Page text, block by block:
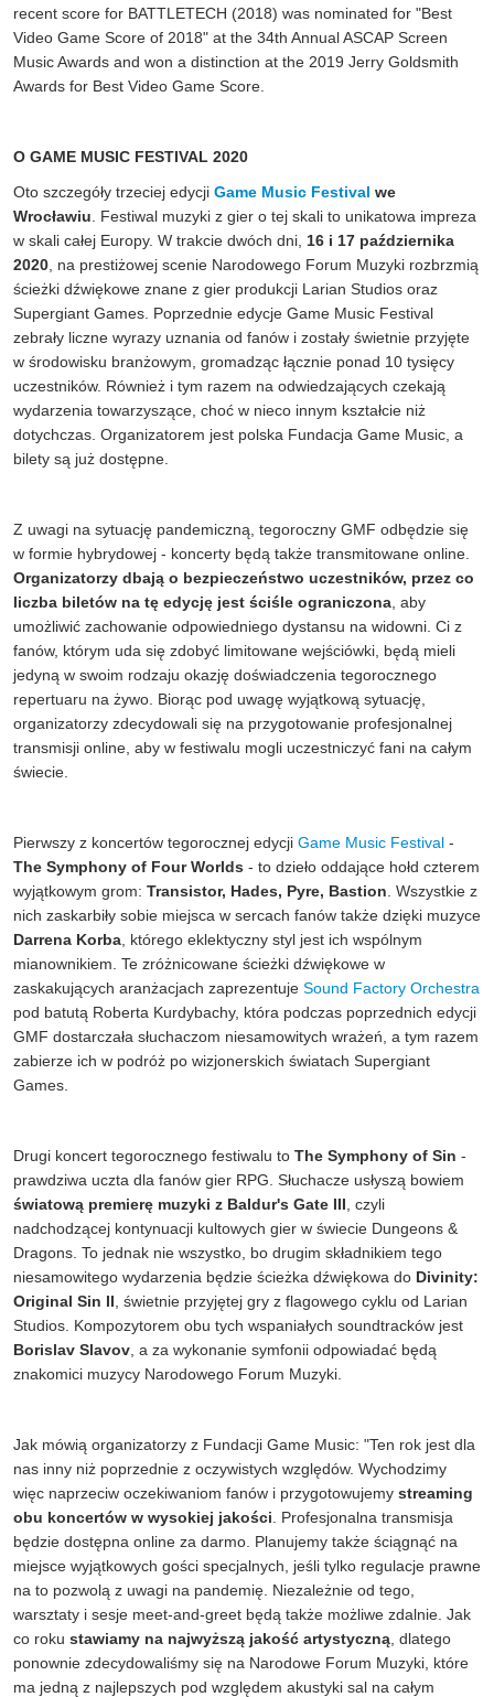
recent score for BATTLETECH (2018) was nominated for "Best
Video Game Score of 2018" at the 34th Annual ASCAP Screen
Music Awards and won a distinction at the 2019 Jerry Goldsmith
Awards for Best Video Game Score.
O GAME MUSIC FESTIVAL 2020
Oto szczegóły trzeciej edycji Game Music Festival we
Wrocławiu. Festiwal muzyki z gier o tej skali to unikatowa impreza
w skali całej Europy. W trakcie dwóch dni, 16 i 17 października
2020, na prestiżowej scenie Narodowego Forum Muzyki rozbrzmią
ścieżki dźwiękowe znane z gier produkcji Larian Studios oraz
Supergiant Games. Poprzednie edycje Game Music Festival
zebrały liczne wyrazy uznania od fanów i zostały świetnie przyjęte
w środowisku branżowym, gromadząc łącznie ponad 10 tysięcy
uczestników. Również i tym razem na odwiedzających czekają
wydarzenia towarzyszące, choć w nieco innym kształcie niż
dotychczas. Organizatorem jest polska Fundacja Game Music, a
bilety są już dostępne.
Z uwagi na sytuację pandemiczną, tegoroczny GMF odbędzie się
w formie hybrydowej - koncerty będą także transmitowane online.
Organizatorzy dbają o bezpieczeństwo uczestników, przez co
liczba biletów na tę edycję jest ściśle ograniczona, aby
umożliwić zachowanie odpowiedniego dystansu na widowni. Ci z
fanów, którym uda się zdobyć limitowane wejściówki, będą mieli
jedyną w swoim rodzaju okazję doświadczenia tegorocznego
repertuaru na żywo. Biorąc pod uwagę wyjątkową sytuację,
organizatorzy zdecydowali się na przygotowanie profesjonalnej
transmisji online, aby w festiwalu mogli uczestniczyć fani na całym
świecie.
Pierwszy z koncertów tegorocznej edycji Game Music Festival -
The Symphony of Four Worlds - to dzieło oddające hołd czterem
wyjątkowym grom: Transistor, Hades, Pyre, Bastion. Wszystkie z
nich zaskarbiły sobie miejsca w sercach fanów także dzięki muzyce
Darrena Korba, którego eklektyczny styl jest ich wspólnym
mianownikiem. Te zróżnicowane ścieżki dźwiękowe w
zaskakujących aranżacjach zaprezentuje Sound Factory Orchestra
pod batutą Roberta Kurdybachy, która podczas poprzednich edycji
GMF dostarczała słuchaczom niesamowitych wrażeń, a tym razem
zabierze ich w podróż po wizjonerskich światach Supergiant
Games.
Drugi koncert tegorocznego festiwalu to The Symphony of Sin -
prawdziwa uczta dla fanów gier RPG. Słuchacze usłyszą bowiem
światową premierę muzyki z Baldur's Gate III, czyli
nadchodzącej kontynuacji kultowych gier w świecie Dungeons &
Dragons. To jednak nie wszystko, bo drugim składnikiem tego
niesamowitego wydarzenia będzie ścieżka dźwiękowa do Divinity:
Original Sin II, świetnie przyjętej gry z flagowego cyklu od Larian
Studios. Kompozytorem obu tych wspaniałych soundtracków jest
Borislav Slavov, a za wykonanie symfonii odpowiadać będą
znakomici muzycy Narodowego Forum Muzyki.
Jak mówią organizatorzy z Fundacji Game Music: "Ten rok jest dla
nas inny niż poprzednie z oczywistych względów. Wychodzimy
więc naprzeciw oczekiwaniom fanów i przygotowujemy streaming
obu koncertów w wysokiej jakości. Profesjonalna transmisja
będzie dostępna online za darmo. Planujemy także ściągnąć na
miejsce wyjątkowych gości specjalnych, jeśli tylko regulacje prawne
na to pozwolą z uwagi na pandemię. Niezależnie od tego,
warsztaty i sesje meet-and-greet będą także możliwe zdalnie. Jak
co roku stawiamy na najwyższą jakość artystyczną, dlatego
ponownie zdecydowaliśmy się na Narodowe Forum Muzyki, które
ma jedną z najlepszych pod względem akustyki sal na całym